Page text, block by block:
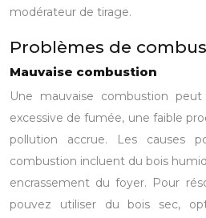
modérateur de tirage.
Problèmes de
Mauvaise combustion
Une mauvaise combustion
excessive de fumée, une faible
pollution accrue. Les causes
combustion incluent du bois
encrassement du foyer. Pour
pouvez utiliser du bois sec,